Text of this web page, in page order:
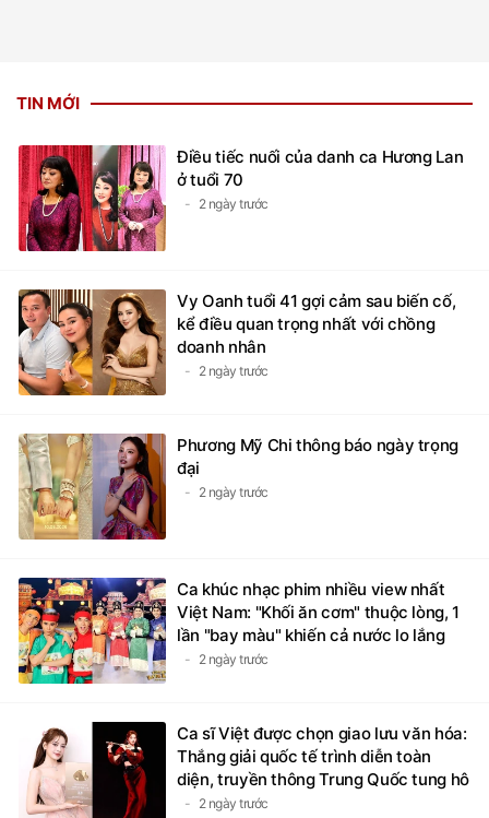
TIN MỚI
Điều tiếc nuối của danh ca Hương Lan
ở tuổi 70
2 ngày trước
Vy Oanh tuổi 41 gợi cảm sau biến cố,
kể điều quan trọng nhất với chồng
doanh nhân
2 ngày trước
Phương Mỹ Chi thông báo ngày trọng
đại
2 ngày trước
Ca khúc nhạc phim nhiều view nhất
Việt Nam: "Khối ăn cơm" thuộc lòng, 1
lần "bay màu" khiến cả nước lo lắng
2 ngày trước
Ca sĩ Việt được chọn giao lưu văn hóa:
Thắng giải quốc tế trình diễn toàn
diện, truyền thông Trung Quốc tung hô
2 ngày trước